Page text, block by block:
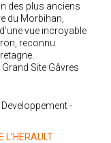
des plus anciens
du Morbihan,
vue incroyable
reconnu
Site Gâvres
L’HERAULT